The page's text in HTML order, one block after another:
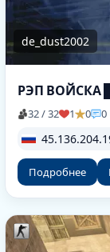
de_dust2002
РЭП ВОЙСКА █
32 / 32 1 0 0
Подробнее